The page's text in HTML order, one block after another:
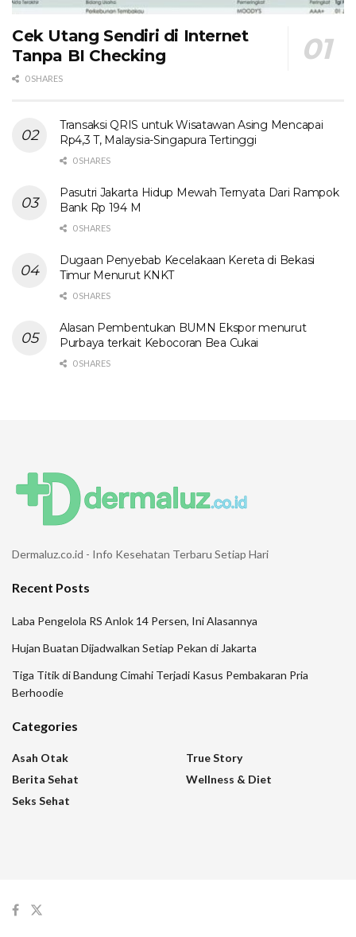
Cek Utang Sendiri di Internet
Tanpa BI Checking
0 SHARES
Transaksi QRIS untuk Wisatawan Asing Mencapai
Rp4,3 T, Malaysia-Singapura Tertinggi
0 SHARES
Pasutri Jakarta Hidup Mewah Ternyata Dari Rampok
Bank Rp 194 M
0 SHARES
Dugaan Penyebab Kecelakaan Kereta di Bekasi
Timur Menurut KNKT
0 SHARES
Alasan Pembentukan BUMN Ekspor menurut
Purbaya terkait Kebocoran Bea Cukai
0 SHARES
Dermaluz.co.id - Info Kesehatan Terbaru Setiap Hari
Recent Posts
Laba Pengelola RS Anlok 14 Persen, Ini Alasannya
Hujan Buatan Dijadwalkan Setiap Pekan di Jakarta
Tiga Titik di Bandung Cimahi Terjadi Kasus Pembakaran Pria
Berhoodie
Categories
Asah Otak
Berita Sehat
Seks Sehat
True Story
Wellness & Diet